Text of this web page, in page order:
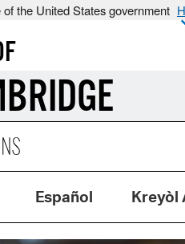
the United States government
Español Kreyòl